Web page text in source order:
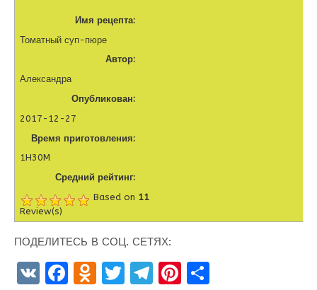
Имя рецепта:
Томатный суп-пюре
Автор:
Александра
Опубликован:
2017-12-27
Время приготовления:
1H30M
Средний рейтинг:
Based on 11
Review(s)
ПОДЕЛИТЕСЬ В СОЦ. СЕТЯХ:
V
F
O
T
T
Pi